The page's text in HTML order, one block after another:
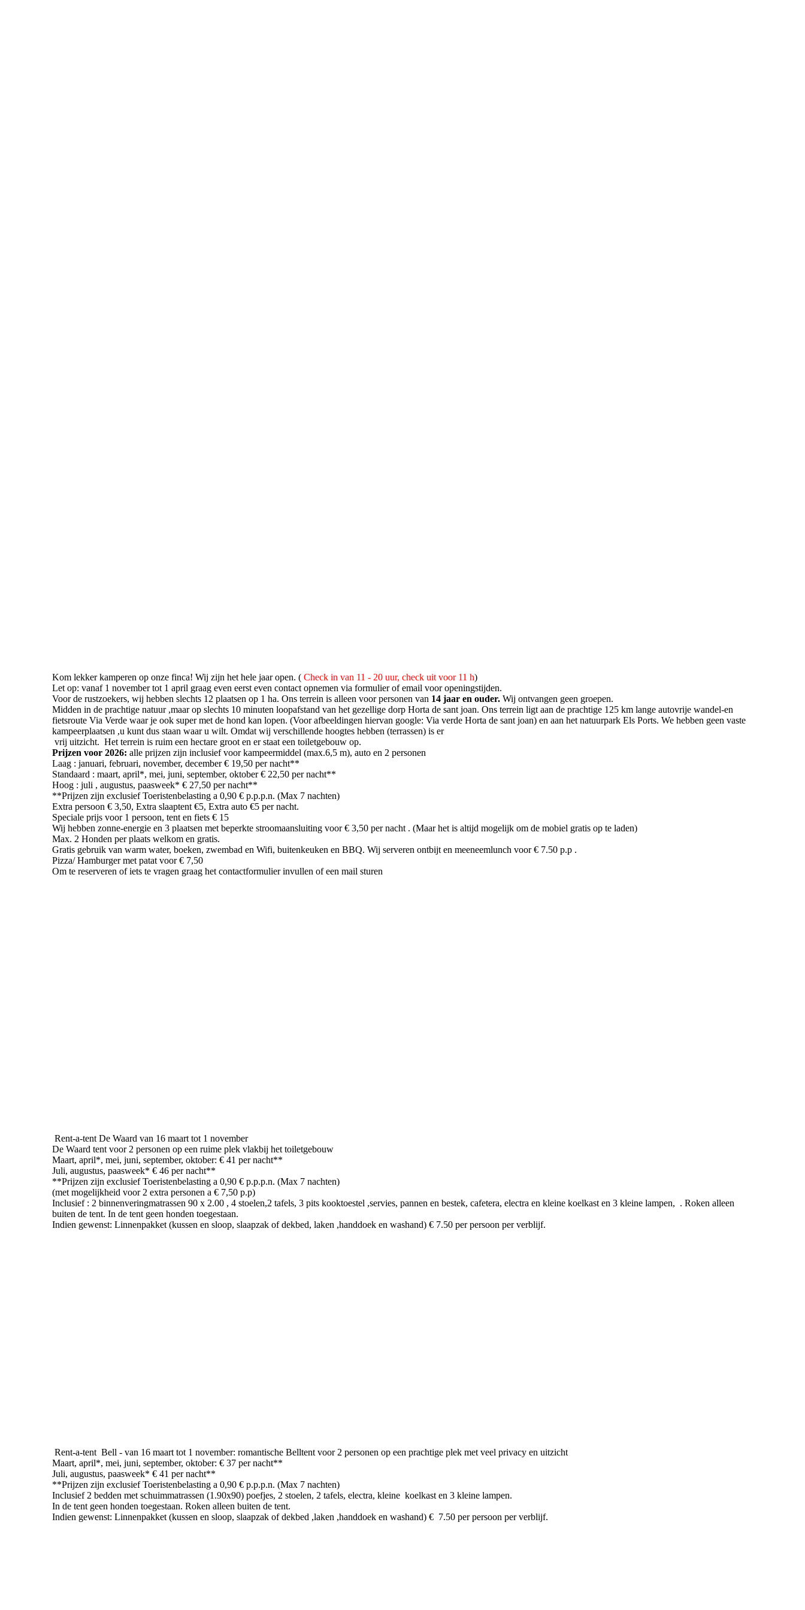
Kom lekker kamperen op onze finca! Wij zijn het hele jaar open. ( Check in van 11 - 20 uur, check uit voor 11 h)
Let op: vanaf 1 november tot 1 april graag even eerst even contact opnemen via formulier of email voor openingstijden.
Voor de rustzoekers, wij hebben slechts 12 plaatsen op 1 ha. Ons terrein is alleen voor personen van 14 jaar en ouder. Wij ontvangen geen groepen.
Midden in de prachtige natuur ,maar op slechts 10 minuten loopafstand van het gezellige dorp Horta de sant joan. Ons terrein ligt aan de prachtige 125 km lange autovrije wandel-en
fietsroute Via Verde waar je ook super met de hond kan lopen. (Voor afbeeldingen hiervan google: Via verde Horta de sant joan) en aan het natuurpark Els Ports. We hebben geen vaste
kampeerplaatsen ,u kunt dus staan waar u wilt. Omdat wij verschillende hoogtes hebben (terrassen) is er
vrij uitzicht. Het terrein is ruim een hectare groot en er staat een toiletgebouw op.
Prijzen voor 2026: alle prijzen zijn inclusief voor kampeermiddel (max.6,5 m), auto en 2 personen
Laag : januari, februari, november, december € 19,50 per nacht**
Standaard : maart, april*, mei, juni, september, oktober € 22,50 per nacht**
Hoog : juli , augustus, paasweek* € 27,50 per nacht**
**Prijzen zijn exclusief Toeristenbelasting a 0,90 € p.p.p.n. (Max 7 nachten)
Extra persoon € 3,50, Extra slaaptent €5, Extra auto €5 per nacht.
Speciale prijs voor 1 persoon, tent en fiets € 15
Wij hebben zonne-energie en 3 plaatsen met beperkte stroomaansluiting voor € 3,50 per nacht . (Maar het is altijd mogelijk om de mobiel gratis op te laden)
Max. 2 Honden per plaats welkom en gratis.
Gratis gebruik van warm water, boeken, zwembad en Wifi, buitenkeuken en BBQ. Wij serveren ontbijt en meeneemlunch voor € 7.50 p.p .
Pizza/ Hamburger met patat voor € 7,50
Om te reserveren of iets te vragen graag het contactformulier invullen of een mail sturen
Rent-a-tent De Waard van 16 maart tot 1 november
De Waard tent voor 2 personen op een ruime plek vlakbij het toiletgebouw
Maart, april*, mei, juni, september, oktober: € 41 per nacht**
Juli, augustus, paasweek* € 46 per nacht**
**Prijzen zijn exclusief Toeristenbelasting a 0,90 € p.p.p.n. (Max 7 nachten)
(met mogelijkheid voor 2 extra personen a € 7,50 p.p)
Inclusief : 2 binnenveringmatrassen 90 x 2.00 , 4 stoelen,2 tafels, 3 pits kooktoestel ,servies, pannen en bestek, cafetera, electra en kleine koelkast en 3 kleine lampen, . Roken alleen
buiten de tent. In de tent geen honden toegestaan.
Indien gewenst: Linnenpakket (kussen en sloop, slaapzak of dekbed, laken ,handdoek en washand) € 7.50 per persoon per verblijf.
Rent-a-tent Bell - van 16 maart tot 1 november: romantische Belltent voor 2 personen op een prachtige plek met veel privacy en uitzicht
Maart, april*, mei, juni, september, oktober: € 37 per nacht**
Juli, augustus, paasweek* € 41 per nacht**
**Prijzen zijn exclusief Toeristenbelasting a 0,90 € p.p.p.n. (Max 7 nachten)
Inclusief 2 bedden met schuimmatrassen (1.90x90) poefjes, 2 stoelen, 2 tafels, electra, kleine koelkast en 3 kleine lampen.
In de tent geen honden toegestaan. Roken alleen buiten de tent.
Indien gewenst: Linnenpakket (kussen en sloop, slaapzak of dekbed ,laken ,handdoek en washand) € 7.50 per persoon per verblijf.